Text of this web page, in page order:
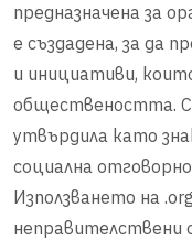
предназначена за
е създадена, за да
и инициативи,
обществеността. С
утвърдила като
социална
Използването на
неправителствени